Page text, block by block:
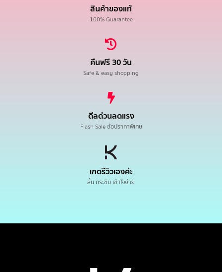
สินค้าของแท้
100% Guarantee
คืนฟรี 30 วัน
Safe & easy shopping
ดีลด่วนลดแรง
Flash Sale ช้อปราคาพิเศษ
เกดรีวิวเองค่ะ
สั้น กระชับ เข้าใจง่าย